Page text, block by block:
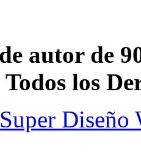
autor de
Todos los
Super Diseño